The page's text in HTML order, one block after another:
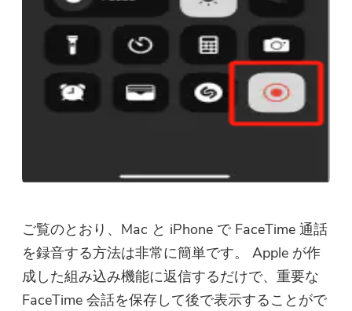
ご覧のとおり、Mac と iPhone で FaceTime 通話
を録音する方法は非常に簡単です。 Apple が作
成した組み込み機能に返信するだけで、重要な
FaceTime 会話を保存して後で表示することがで